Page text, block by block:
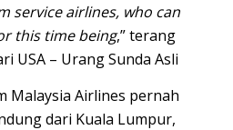
service airlines, who can
this time being,” terang
USA – Urang Sunda Asli
Malaysia Airlines pernah
dari Kuala Lumpur,